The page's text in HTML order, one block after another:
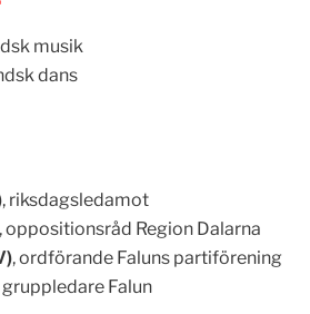
musik
dans
, riksdagsledamot
, oppositionsråd Region Dalarna
, ordförande Faluns partiförening
gruppledare Falun